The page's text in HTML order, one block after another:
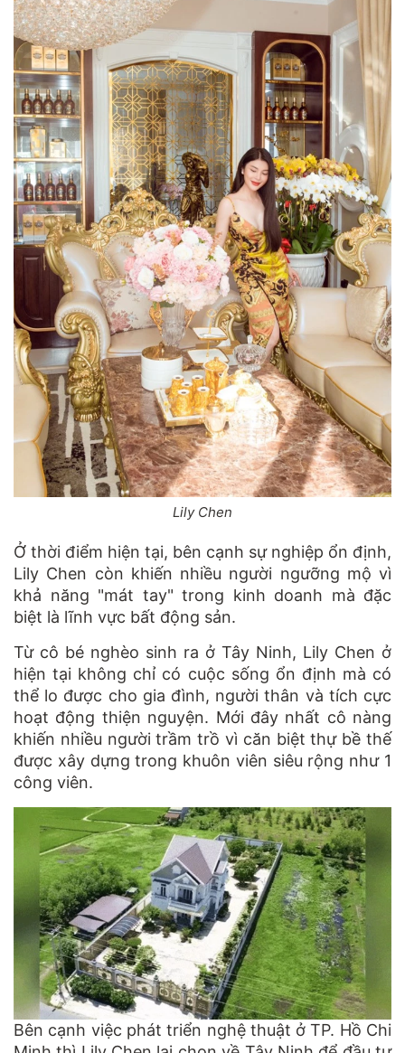
Lily Chen
Ở thời điểm hiện tại, bên cạnh sự nghiệp ổn định,
Lily Chen còn khiến nhiều người ngưỡng mộ vì
khả năng "mát tay" trong kinh doanh mà đặc
biệt là lĩnh vực bất động sản.
Từ cô bé nghèo sinh ra ở Tây Ninh, Lily Chen ở
hiện tại không chỉ có cuộc sống ổn định mà có
thể lo được cho gia đình, người thân và tích cực
hoạt động thiện nguyện. Mới đây nhất cô nàng
khiến nhiều người trầm trồ vì căn biệt thự bề thế
được xây dựng trong khuôn viên siêu rộng như 1
công viên.
Bên cạnh việc phát triển nghệ thuật ở TP. Hồ Chi